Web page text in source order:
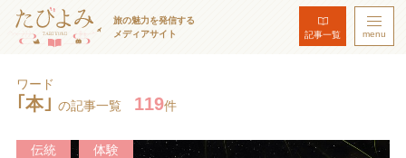
旅の魅力を発信する
メディアサイト
記事一覧 menu
ワード
｢本｣ の記事一覧 119件
伝統 体験